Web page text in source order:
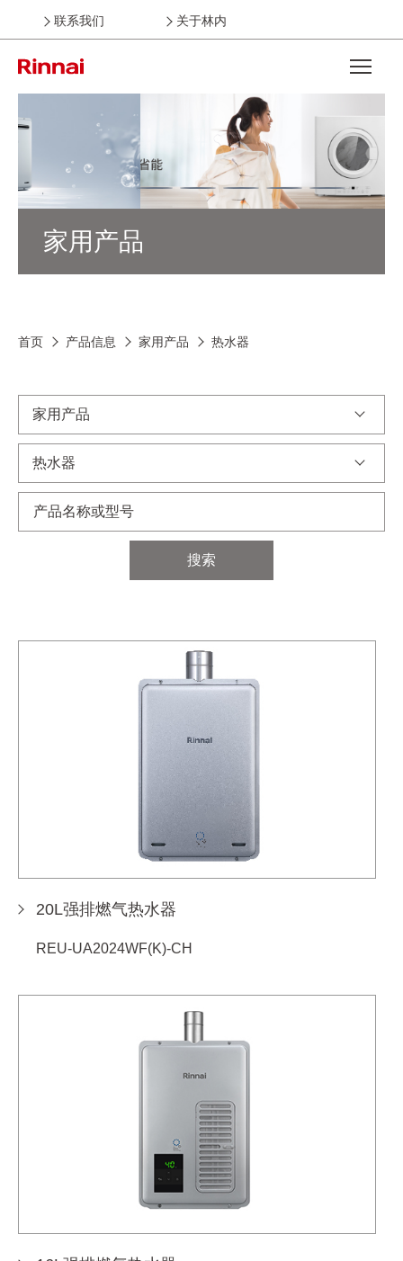
联系我们 关于林内
Open the
家用产品
首页 产品信息 家用产品 热水器
家用产品
热水器
搜索
20L强排燃气热水器
REU-UA2024WF(K)-CH